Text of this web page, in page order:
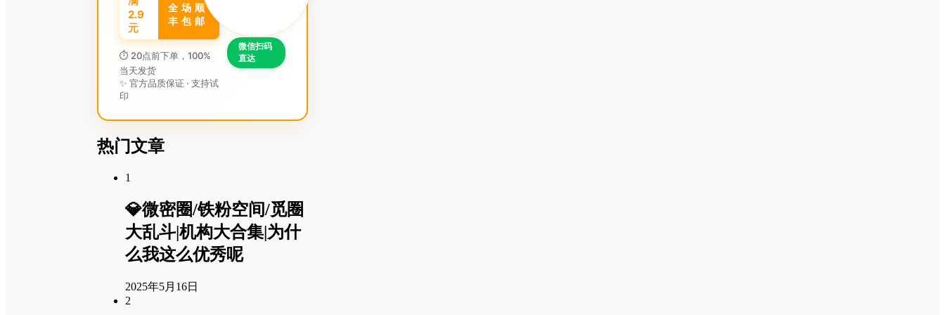
2.9
元
全 场 顺
丰 包 邮
⏱ 20点前下单，100%
当天发货
✨ 官方品质保证 · 支持试
印
微信扫码
直达
热门文章
1
💎微密圈/铁粉空间/觅圈
大乱斗|机构大合集|为什
么我这么优秀呢
2025年5月16日
2